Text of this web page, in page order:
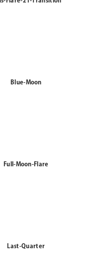
Last-Quarter